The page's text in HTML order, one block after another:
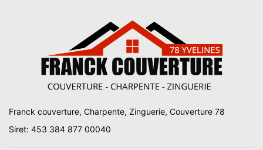
Franck couverture, Charpente, Zinguerie, Couverture 78
Siret: 453 384 877 00040